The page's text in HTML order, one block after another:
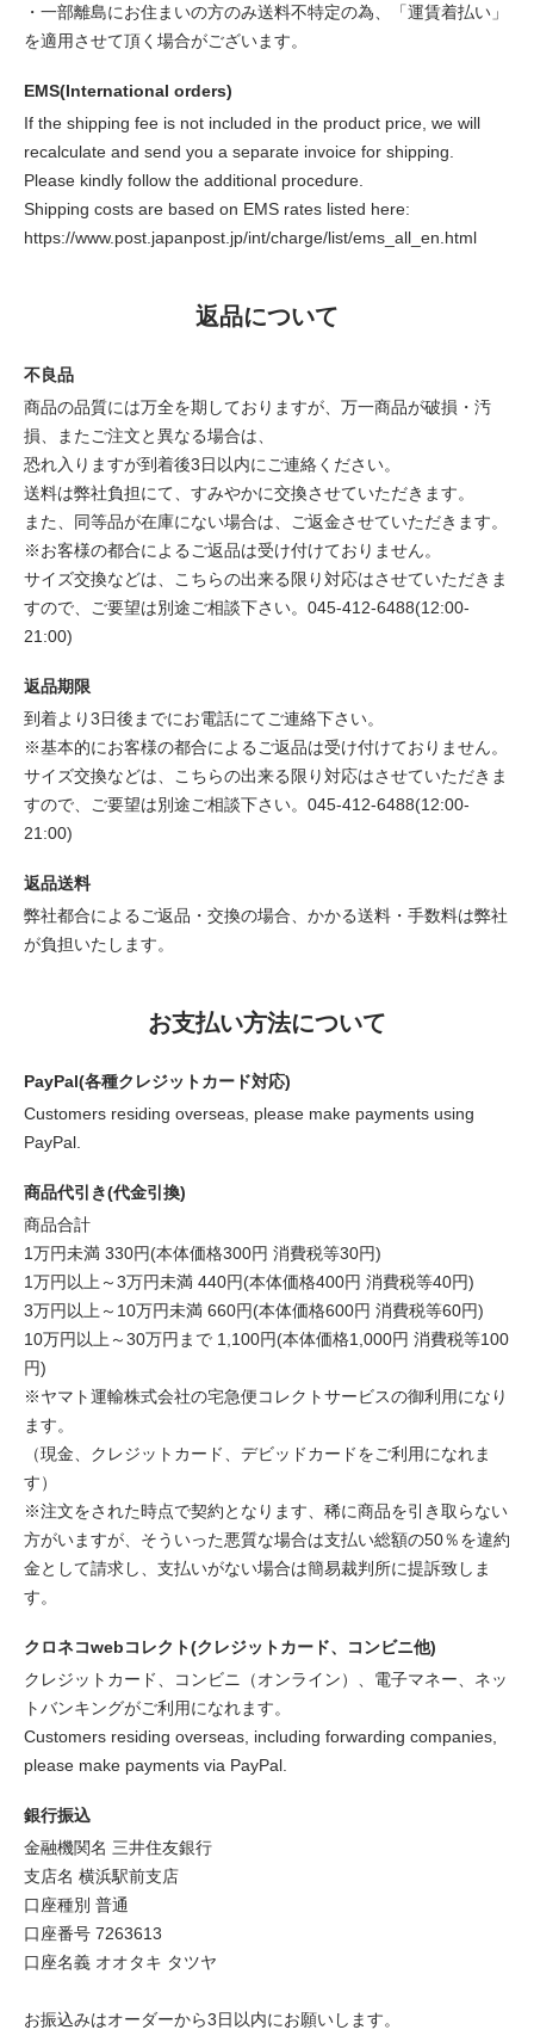
・一部離島にお住まいの方のみ送料不特定の為、「運賃着払い」
を適用させて頂く場合がございます。
EMS(International orders)
If the shipping fee is not included in the product price, we will
recalculate and send you a separate invoice for shipping.
Please kindly follow the additional procedure.
Shipping costs are based on EMS rates listed here:
https://www.post.japanpost.jp/int/charge/list/ems_all_en.html
返品について
不良品
商品の品質には万全を期しておりますが、万一商品が破損・汚
損、またご注文と異なる場合は、
恐れ入りますが到着後3日以内にご連絡ください。
送料は弊社負担にて、すみやかに交換させていただきます。
また、同等品が在庫にない場合は、ご返金させていただきます。
※お客様の都合によるご返品は受け付けておりません。
サイズ交換などは、こちらの出来る限り対応はさせていただきま
すので、ご要望は別途ご相談下さい。045-412-6488(12:00-
21:00)
返品期限
到着より3日後までにお電話にてご連絡下さい。
※基本的にお客様の都合によるご返品は受け付けておりません。
サイズ交換などは、こちらの出来る限り対応はさせていただきま
すので、ご要望は別途ご相談下さい。045-412-6488(12:00-
21:00)
返品送料
弊社都合によるご返品・交換の場合、かかる送料・手数料は弊社
が負担いたします。
お支払い方法について
PayPal(各種クレジットカード対応)
Customers residing overseas, please make payments using
PayPal.
商品代引き(代金引換)
商品合計
1万円未満 330円(本体価格300円 消費税等30円)
1万円以上～3万円未満 440円(本体価格400円 消費税等40円)
3万円以上～10万円未満 660円(本体価格600円 消費税等60円)
10万円以上～30万円まで 1,100円(本体価格1,000円 消費税等100
円)
※ヤマト運輸株式会社の宅急便コレクトサービスの御利用になり
ます。
（現金、クレジットカード、デビッドカードをご利用になれま
す）
※注文をされた時点で契約となります、稀に商品を引き取らない
方がいますが、そういった悪質な場合は支払い総額の50％を違約
金として請求し、支払いがない場合は簡易裁判所に提訴致しま
す。
クロネコwebコレクト(クレジットカード、コンビニ他)
クレジットカード、コンビニ（オンライン）、電子マネー、ネッ
トバンキングがご利用になれます。
Customers residing overseas, including forwarding companies,
please make payments via PayPal.
銀行振込
金融機関名 三井住友銀行
支店名 横浜駅前支店
口座種別 普通
口座番号 7263613
口座名義 オオタキ タツヤ
お振込みはオーダーから3日以内にお願いします。